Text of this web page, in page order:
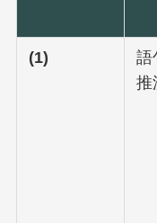
(1)
語
推